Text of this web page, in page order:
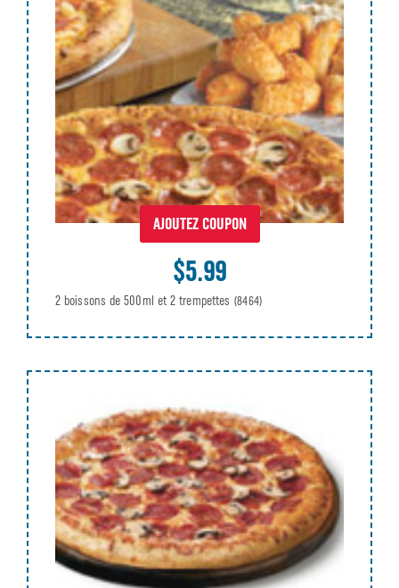
AJOUTEZ COUPON
$5.99
2 boissons de 500ml et 2 trempettes (8464)